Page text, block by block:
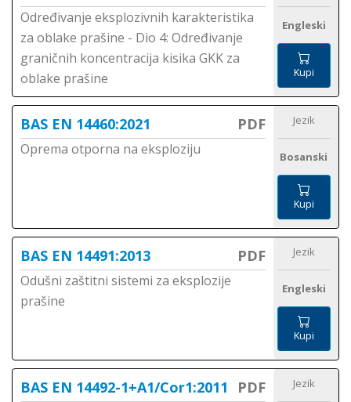
Određivanje eksplozivnih karakteristika
za oblake prašine - Dio 4: Određivanje
graničnih koncentracija kisika GKK za
oblake prašine
Engleski
Kupi
BAS EN 14460:2021 PDF
Oprema otporna na eksploziju
Jezik
Bosanski
Kupi
BAS EN 14491:2013 PDF
Odušni zaštitni sistemi za eksplozije
prašine
Jezik
Engleski
Kupi
BAS EN 14492-1+A1/Cor1:2011 PDF Jezik